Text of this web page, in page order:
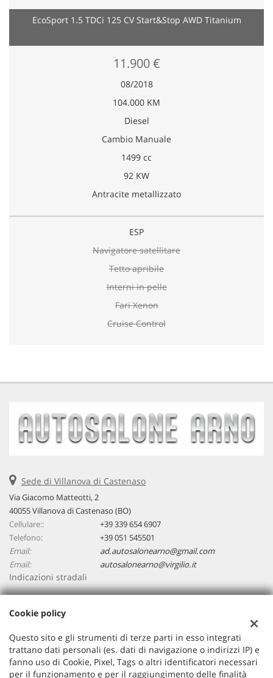
EcoSport 1.5 TDCi 125 CV Start&Stop AWD Titanium
11.900 €
08/2018
104.000 KM
Diesel
Cambio Manuale
1499 cc
92 KW
Antracite metallizzato
ESP
Navigatore satellitare
Tetto apribile
Interni in pelle
Fari Xenon
Cruise Control
Sede di Villanova di Castenaso
Via Giacomo Matteotti, 2
40055 Villanova di Castenaso (BO)
Cellulare::
+39 339 654 6907
Telefono:
+39 051 545501
Email:
ad.autosalonearno@gmail.com
Email:
autosalonearno@virgilio.it
Indicazioni stradali
Dati fiscali:
Autosalone ARNO
Via Giacomo Matteotti, 2, 40055, Villanova di Castenaso (BO)
C.F/P.IVA:03748561200
Registro delle imprese:BO
Cookie policy
Questo sito e gli strumenti di terze parti in esso integrati
trattano dati personali (es. dati di navigazione o indirizzi IP) e
fanno uso di Cookie, Pixel, Tags o altri identificatori necessari
per il funzionamento e per il raggiungimento delle finalità